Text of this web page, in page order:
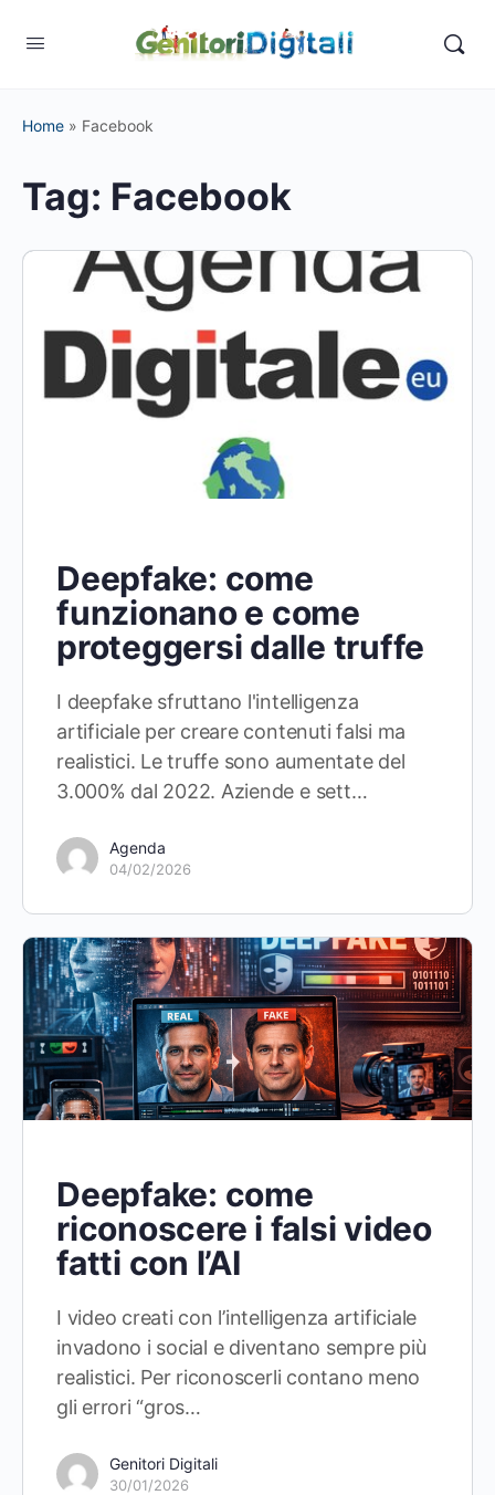
Home » Facebook
Tag: Facebook
Deepfake: come
funzionano e come
proteggersi dalle truffe
I deepfake sfruttano l'intelligenza
artificiale per creare contenuti falsi ma
realistici. Le truffe sono aumentate del
3.000% dal 2022. Aziende e sett…
Agenda
04/02/2026
Deepfake: come
riconoscere i falsi video
fatti con l’AI
I video creati con l’intelligenza artificiale
invadono i social e diventano sempre più
realistici. Per riconoscerli contano meno
gli errori “gros…
Genitori Digitali
30/01/2026